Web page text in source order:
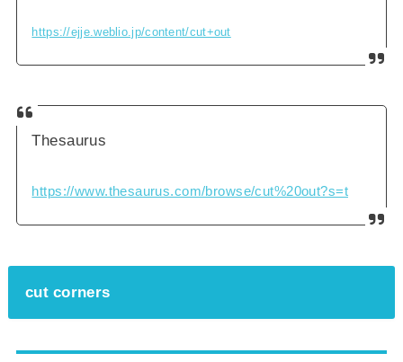
https://ejje.weblio.jp/content/cut+out
Thesaurus
https://www.thesaurus.com/browse/cut%20out?s=t
cut corners